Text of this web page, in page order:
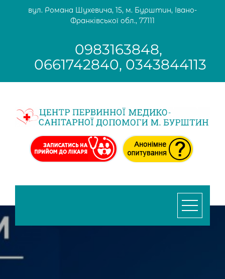
вул. Романа Шухевича, 15, м. Бурштин, Івано-
Франківської обл., 77111
0983163848,
0661742840, 0343844113